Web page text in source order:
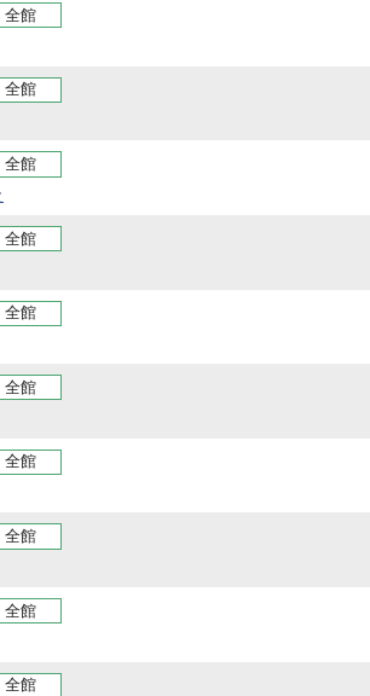
全館
全館
全館
全館
全館
全館
全館
全館
全館
全館